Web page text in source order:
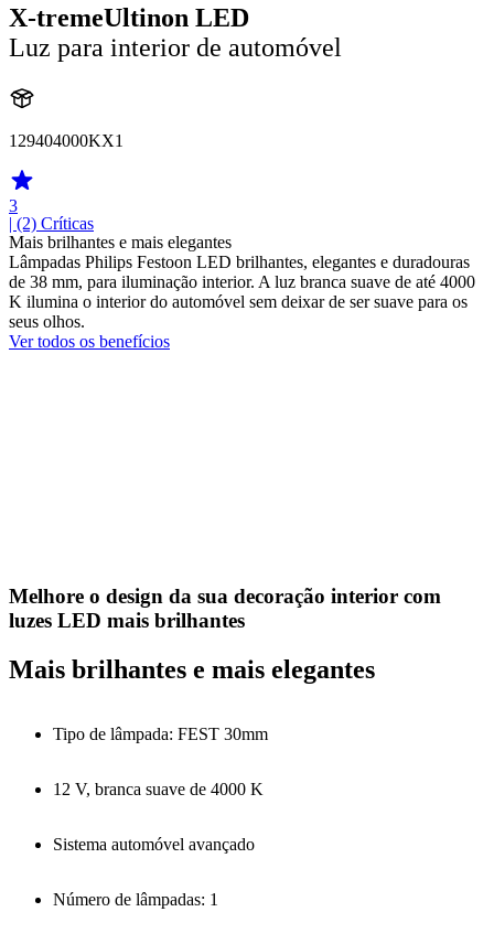
X-tremeUltinon LED
Luz para interior de automóvel
129404000KX1
3
| (2) Críticas
Mais brilhantes e mais elegantes
Lâmpadas Philips Festoon LED brilhantes, elegantes e duradouras
de 38 mm, para iluminação interior. A luz branca suave de até 4000
K ilumina o interior do automóvel sem deixar de ser suave para os
seus olhos.
Ver todos os benefícios
Melhore o design da sua decoração interior com
luzes LED mais brilhantes
Mais brilhantes e mais elegantes
Tipo de lâmpada: FEST 30mm
12 V, branca suave de 4000 K
Sistema automóvel avançado
Número de lâmpadas: 1